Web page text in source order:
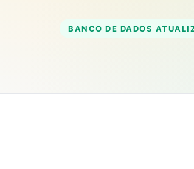
BANCO DE DADOS